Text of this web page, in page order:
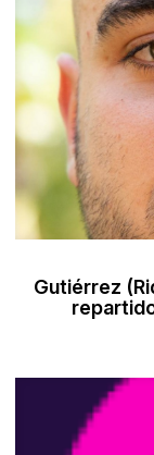
Gutiérrez